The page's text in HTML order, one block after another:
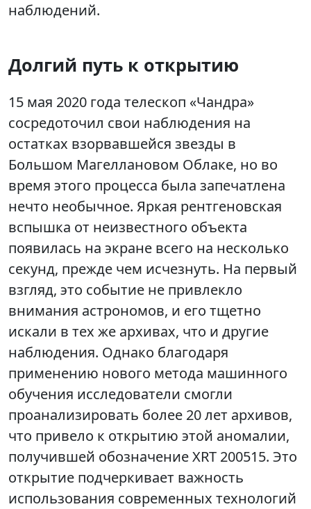
наблюдений.
Долгий путь к открытию
15 мая 2020 года телескоп «Чандра»
сосредоточил свои наблюдения на
остатках взорвавшейся звезды в
Большом Магеллановом Облаке, но во
время этого процесса была запечатлена
нечто необычное. Яркая рентгеновская
вспышка от неизвестного объекта
появилась на экране всего на несколько
секунд, прежде чем исчезнуть. На первый
взгляд, это событие не привлекло
внимания астрономов, и его тщетно
искали в тех же архивах, что и другие
наблюдения. Однако благодаря
применению нового метода машинного
обучения исследователи смогли
проанализировать более 20 лет архивов,
что привело к открытию этой аномалии,
получившей обозначение XRT 200515. Это
открытие подчеркивает важность
использования современных технологий